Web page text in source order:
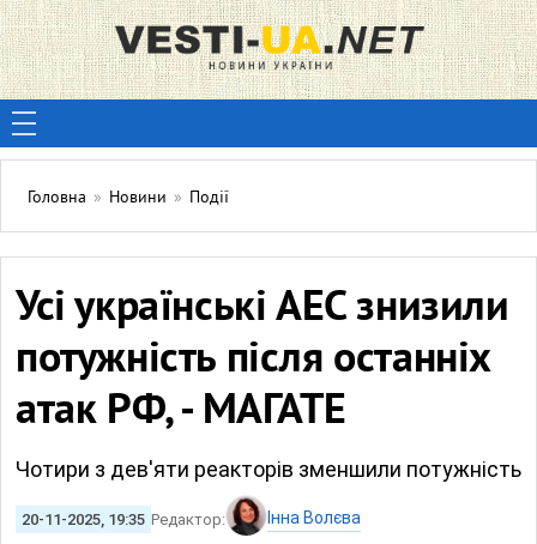
Головна » Новини » Події
Усі українські АЕС знизили
потужність після останніх
атак РФ, - МАГАТЕ
Чотири з дев'яти реакторів зменшили потужність
20-11-2025, 19:35 Редактор: Інна Волєва